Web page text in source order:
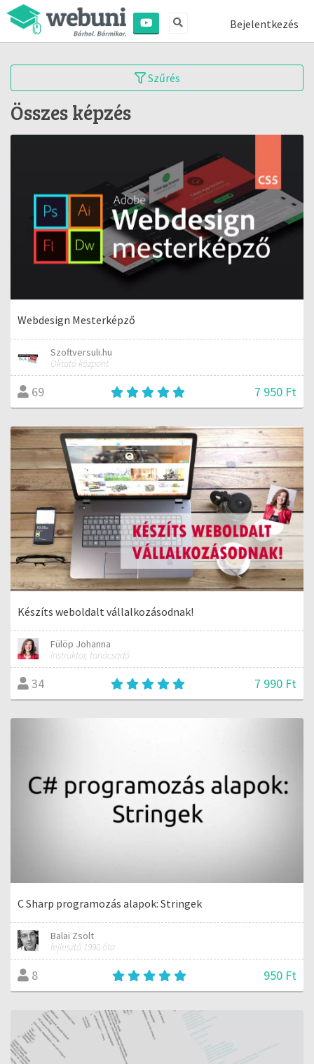
Bejelentkezés
Szűrés
Összes képzés
Webdesign Mesterképző
Szoftversuli.hu
Oktató központ
69 7 950 Ft
Készíts weboldalt vállalkozásodnak!
Fülöp Johanna
instruktor, tanácsadó
34 7 990 Ft
C Sharp programozás alapok: Stringek
Balai Zsolt
fejlesztő 1990 óta
8 950 Ft